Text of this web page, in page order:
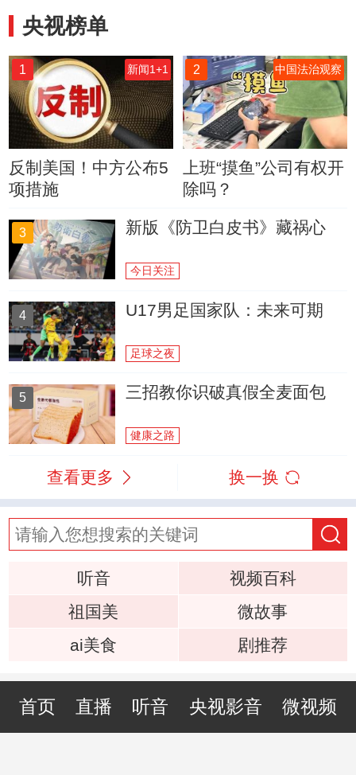
央视榜单
1 新闻1+1
反制美国！中方公布5
项措施
2 中国法治观察
上班“摸鱼”公司有权开
除吗？
3 新版《防卫白皮书》藏祸心
今日关注
4 U17男足国家队：未来可期
足球之夜
5 三招教你识破真假全麦面包
健康之路
查看更多 换一换
听音
视频百科
祖国美
微故事
ai美食
剧推荐
首页 直播 听音 央视影音 微视频